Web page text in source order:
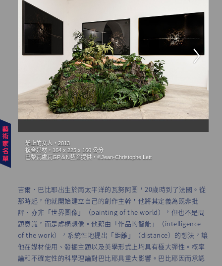
靜止的女人，2013
複合媒材，164 x 225 x 160 公分
巴黎瓦盧瓦GP＆N藝廊提供，©Jean-Christophe Lett
吉爾‧巴比耶出生於南太平洋的瓦努阿圖，20歲時到了法國。從
那時起，他就開始建立自己的創作主幹，他將其定義為既非批
評、亦非「世界圖像」（painting of the world），但也不是問
題意識，而是虛構想像。他藉由「作品的智能」（intelligence
of the work），系統性地提出「距離」（distance）的想法，讓
他在媒材使用、發掘主題以及美學形式上均具有極大彈性。概率
論和不確定性的科學理論對巴比耶具重大影響。巴比耶因而承認